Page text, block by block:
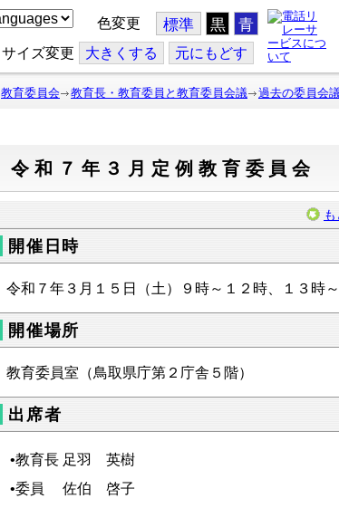
色変更 標準 黒 青
サイズ変更 大きくする 元にもどす
教育委員会 教育長・教育委員と教育委員会議 過去の委員会
令和７年３月定例教育委員会
開催日時
令和７年３月１５日（土）９時～１２時、１３時
開催場所
教育委員室（鳥取県庁第２庁舎５階）
出席者
•教育長 足羽 英樹
•委員 佐伯 啓子